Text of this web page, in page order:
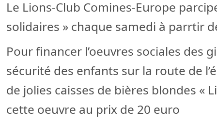
Le Lions-Club Comines-Europe
solidaires » chaque samedi à parrtir
Pour financer l’oeuvres sociales des
sécurité des enfants sur la route de
de jolies caisses de bières blondes «
cette oeuvre au prix de 20 euro